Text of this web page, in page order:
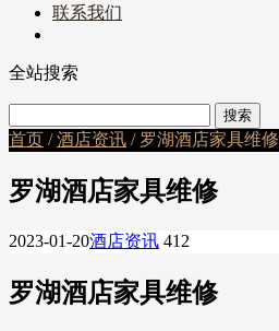
联系我们
全站搜索
首页 /酒店资讯 / 罗湖酒店家具维修
罗湖酒店家具维修
2023-01-20酒店资讯 412
罗湖酒店家具维修